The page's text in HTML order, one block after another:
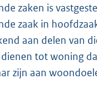
zaken is
zaak in
aan delen van
dienen tot woning
zijn aan